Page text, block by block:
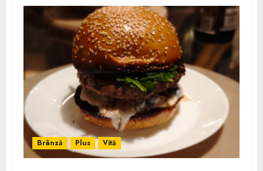
Brânză Plus Vită